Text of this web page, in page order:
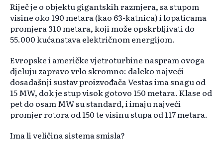
Riječ je o objektu gigantskih razmjera, sa stupom
visine oko 190 metara (kao 63-katnica) i lopaticama
promjera 310 metara, koji može opskrbljivati ​​do
55.000 kućanstava električnom energijom.
Evropske i američke vjetroturbine naspram ovoga
djeluju zapravo vrlo skromno: daleko najveći
dosadašnji sustav proizvođača Vestas ima snagu od
15 MW, dok je stup visok gotovo 150 metara. Klase od
pet do osam MW su standard, i imaju najveći
promjer rotora od 150 te visinu stupa od 117 metara.
Ima li veličina sistema smisla?